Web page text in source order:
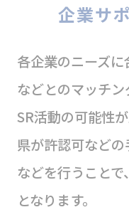
企業サ
各企業のニーズ
などとのマッチ
SR活動の可能性が
県が許認可など
などを行うこと
となります。